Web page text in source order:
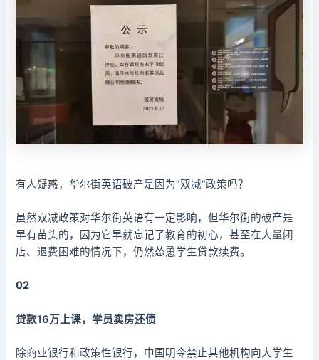
有人疑惑，华尔街英语破产是因为“双减“政策吗？
虽然双减政策对华尔街英语有一定影响，但华尔街的破产是
早有苗头的，因为它早就忘记了教育的初心，甚至在大量闭
店、退费困难的情况下，仍然怂恿学生贷款续费。
02
贷款16万上课，学员卖房还债
除商业银行和政策性银行，中国明令禁止其他机构向大学生